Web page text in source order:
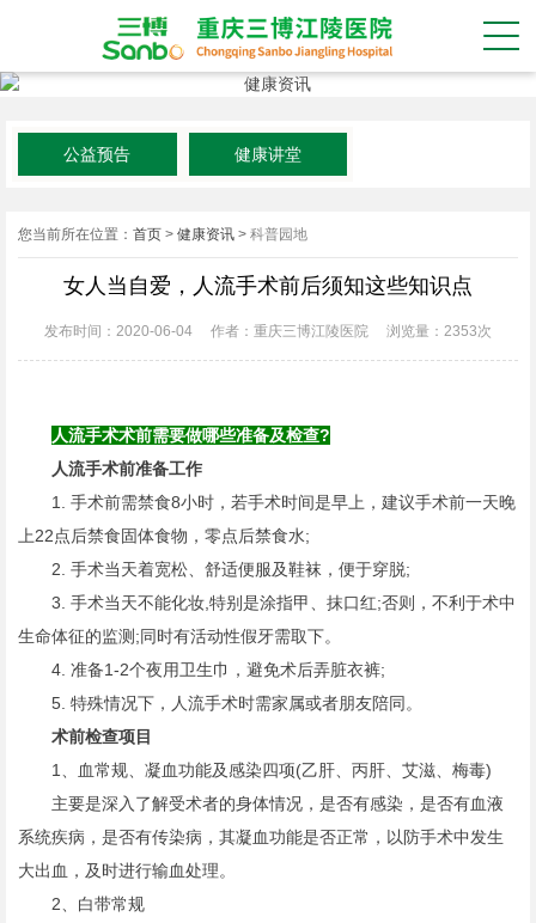
公益预告 健康讲堂
您当前所在位置： 首页 > 健康资讯 > 科普园地
女人当自爱，人流手术前后须知这些知识点
发布时间：2020-06-04 作者：重庆三博江陵医院 浏览量： 2353次
人流手术术前需要做哪些准备及检查?
人流手术前准备工作
1. 手术前需禁食8小时，若手术时间是早上，建议手术前一天晚
上22点后禁食固体食物，零点后禁食水;
2. 手术当天着宽松、舒适便服及鞋袜，便于穿脱;
3. 手术当天不能化妆,特别是涂指甲、抹口红;否则，不利于术中
生命体征的监测;同时有活动性假牙需取下。
4. 准备1-2个夜用卫生巾，避免术后弄脏衣裤;
5. 特殊情况下，人流手术时需家属或者朋友陪同。
术前检查项目
1、血常规、凝血功能及感染四项(乙肝、丙肝、艾滋、梅毒)
主要是深入了解受术者的身体情况，是否有感染，是否有血液
系统疾病，是否有传染病，其凝血功能是否正常，以防手术中发生
大出血，及时进行输血处理。
2、白带常规